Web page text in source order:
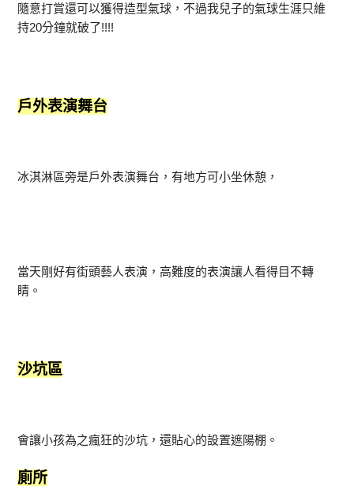
隨意打賞還可以獲得造型氣球，不過我兒子的氣球生涯只維
持20分鐘就破了!!!!
戶外表演舞台
冰淇淋區旁是戶外表演舞台，有地方可小坐休憩，
當天剛好有街頭藝人表演，高難度的表演讓人看得目不轉
睛。
沙坑區
會讓小孩為之瘋狂的沙坑，還貼心的設置遮陽棚。
廁所